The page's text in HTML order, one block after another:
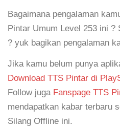
Bagaimana pengalaman
Pintar Umum Level 253 ini ?
? yuk bagikan pengalaman
Jika kamu belum punya
Download TTS Pintar di
Follow juga Fanspage TTS
mendapatkan kabar terbaru
Silang Offline ini.